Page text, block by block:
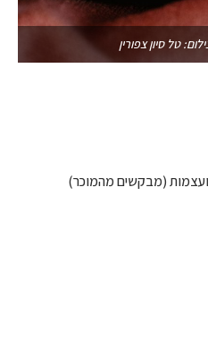
טל סיון צפורין